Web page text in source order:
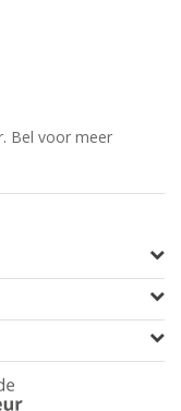
Bel voor meer